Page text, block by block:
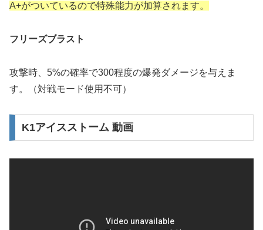
A+がついているので特殊能力が加算されます。
フリーズブラスト
攻撃時、5%の確率で300程度の爆発ダメージを与えま
す。（対戦モード使用不可）
K1アイスストーム 動画